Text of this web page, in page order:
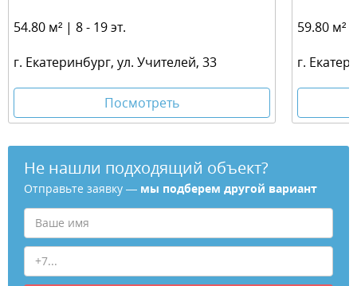
54.80 м² | 8 - 19 эт.
г. Екатеринбург, ул. Учителей, 33
Посмотреть
59.80 м²
г.
Не нашли подходящий объект?
Отправьте заявку — мы подберем другой вариант